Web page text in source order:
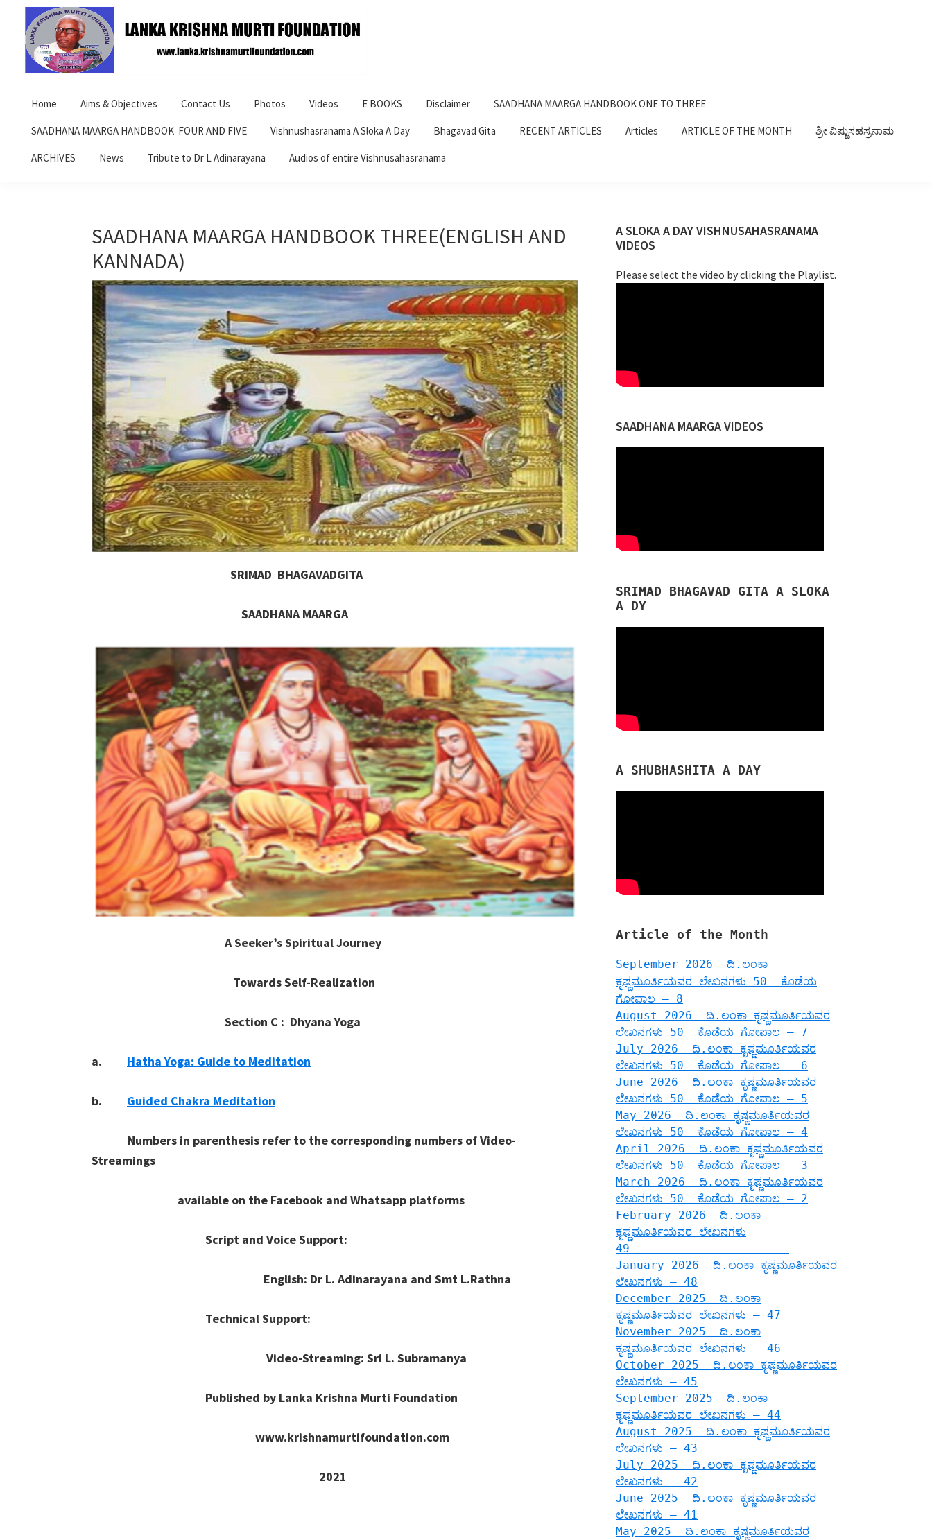
primary
navigation
main
content
primary
sidebar
Krishna
Murti
Foundation
Home Aims & Objectives Contact Us Photos Videos E BOOKS Disclaimer SAADHANA MAARGA HANDBOOK ONE TO THREE
SAADHANA MAARGA HANDBOOK FOUR AND FIVE Vishnushasranama A Sloka A Day Bhagavad Gita RECENT ARTICLES Articles ARTICLE OF THE MONTH ಶ್ರೀ ವಿಷ್ಣುಸಹಸ್ರನಾಮ
ARCHIVES News Tribute to Dr L Adinarayana Audios of entire Vishnusahasranama
SAADHANA MAARGA HANDBOOK THREE(ENGLISH AND
KANNADA)
SRIMAD BHAGAVADGITA
SAADHANA MAARGA
A Seeker’s Spiritual Journey
Towards Self-Realization
Section C : Dhyana Yoga
a. Hatha Yoga: Guide to Meditation
b. Guided Chakra Meditation
Numbers in parenthesis refer to the corresponding numbers of Video-
Streamings
available on the Facebook and Whatsapp platforms
Script and Voice Support:
English: Dr L. Adinarayana and Smt L.Rathna
Technical Support:
Video-Streaming: Sri L. Subramanya
Published by Lanka Krishna Murti Foundation
www.krishnamurtifoundation.com
2021
Primary
Sidebar
A SLOKA A DAY VISHNUSAHASRANAMA
VIDEOS
Please select the video by clicking the Playlist.
SAADHANA MAARGA VIDEOS
SRIMAD BHAGAVAD GITA A SLOKA
A DY
A SHUBHASHITA A DAY
Article of the Month
September 2026 ದಿ.ಲಂಕಾ
ಕೃಷ್ಣಮೂರ್ತಿಯವರ ಲೇಖನಗಳು 50 ಕೊಡೆಯ
ಗೋಪಾಲ – 8
August 2026 ದಿ.ಲಂಕಾ ಕೃಷ್ಣಮೂರ್ತಿಯವರ
ಲೇಖನಗಳು 50 ಕೊಡೆಯ ಗೋಪಾಲ – 7
July 2026 ದಿ.ಲಂಕಾ ಕೃಷ್ಣಮೂರ್ತಿಯವರ
ಲೇಖನಗಳು 50 ಕೊಡೆಯ ಗೋಪಾಲ – 6
June 2026 ದಿ.ಲಂಕಾ ಕೃಷ್ಣಮೂರ್ತಿಯವರ
ಲೇಖನಗಳು 50 ಕೊಡೆಯ ಗೋಪಾಲ – 5
May 2026 ದಿ.ಲಂಕಾ ಕೃಷ್ಣಮೂರ್ತಿಯವರ
ಲೇಖನಗಳು 50 ಕೊಡೆಯ ಗೋಪಾಲ – 4
April 2026 ದಿ.ಲಂಕಾ ಕೃಷ್ಣಮೂರ್ತಿಯವರ
ಲೇಖನಗಳು 50 ಕೊಡೆಯ ಗೋಪಾಲ – 3
March 2026 ದಿ.ಲಂಕಾ ಕೃಷ್ಣಮೂರ್ತಿಯವರ
ಲೇಖನಗಳು 50 ಕೊಡೆಯ ಗೋಪಾಲ – 2
February 2026 ದಿ.ಲಂಕಾ
ಕೃಷ್ಣಮೂರ್ತಿಯವರ ಲೇಖನಗಳು
49
January 2026 ದಿ.ಲಂಕಾ ಕೃಷ್ಣಮೂರ್ತಿಯವರ
ಲೇಖನಗಳು – 48
December 2025 ದಿ.ಲಂಕಾ
ಕೃಷ್ಣಮೂರ್ತಿಯವರ ಲೇಖನಗಳು – 47
November 2025 ದಿ.ಲಂಕಾ
ಕೃಷ್ಣಮೂರ್ತಿಯವರ ಲೇಖನಗಳು – 46
October 2025 ದಿ.ಲಂಕಾ ಕೃಷ್ಣಮೂರ್ತಿಯವರ
ಲೇಖನಗಳು – 45
September 2025 ದಿ.ಲಂಕಾ
ಕೃಷ್ಣಮೂರ್ತಿಯವರ ಲೇಖನಗಳು – 44
August 2025 ದಿ.ಲಂಕಾ ಕೃಷ್ಣಮೂರ್ತಿಯವರ
ಲೇಖನಗಳು – 43
July 2025 ದಿ.ಲಂಕಾ ಕೃಷ್ಣಮೂರ್ತಿಯವರ
ಲೇಖನಗಳು – 42
June 2025 ದಿ.ಲಂಕಾ ಕೃಷ್ಣಮೂರ್ತಿಯವರ
ಲೇಖನಗಳು – 41
May 2025 ದಿ.ಲಂಕಾ ಕೃಷ್ಣಮೂರ್ತಿಯವರ